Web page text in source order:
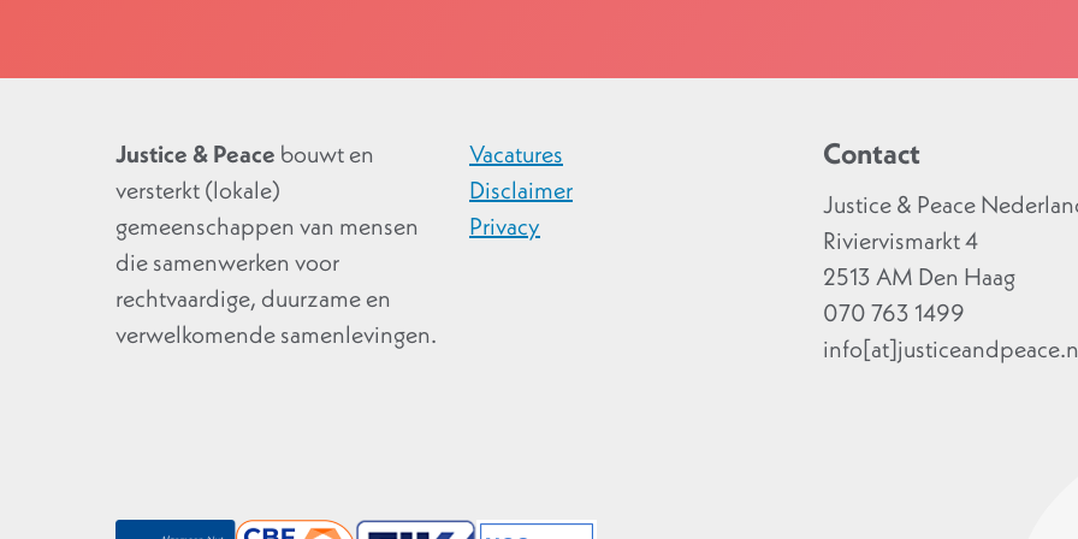
Justice & Peace bouwt en
versterkt (lokale)
gemeenschappen van mensen
die samenwerken voor
rechtvaardige, duurzame en
verwelkomende samenlevingen.
Vacatures
Disclaimer
Privacy
Contact
Justice & Peace
Riviervismarkt 4
2513 AM Den Haag
070 763 1499